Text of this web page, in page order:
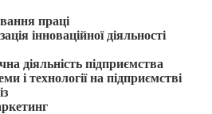
праці
інноваційної діяльності
діяльність підприємства
і технології на підприємстві